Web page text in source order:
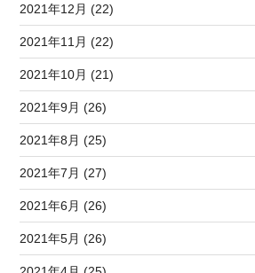
2021年12月 (22)
2021年11月 (22)
2021年10月 (21)
2021年9月 (26)
2021年8月 (25)
2021年7月 (27)
2021年6月 (26)
2021年5月 (26)